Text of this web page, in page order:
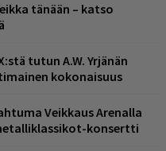
tänään – katso
tutun A.W. Yrjänän
kokonaisuus
Veikkaus Arenalla
konsertti